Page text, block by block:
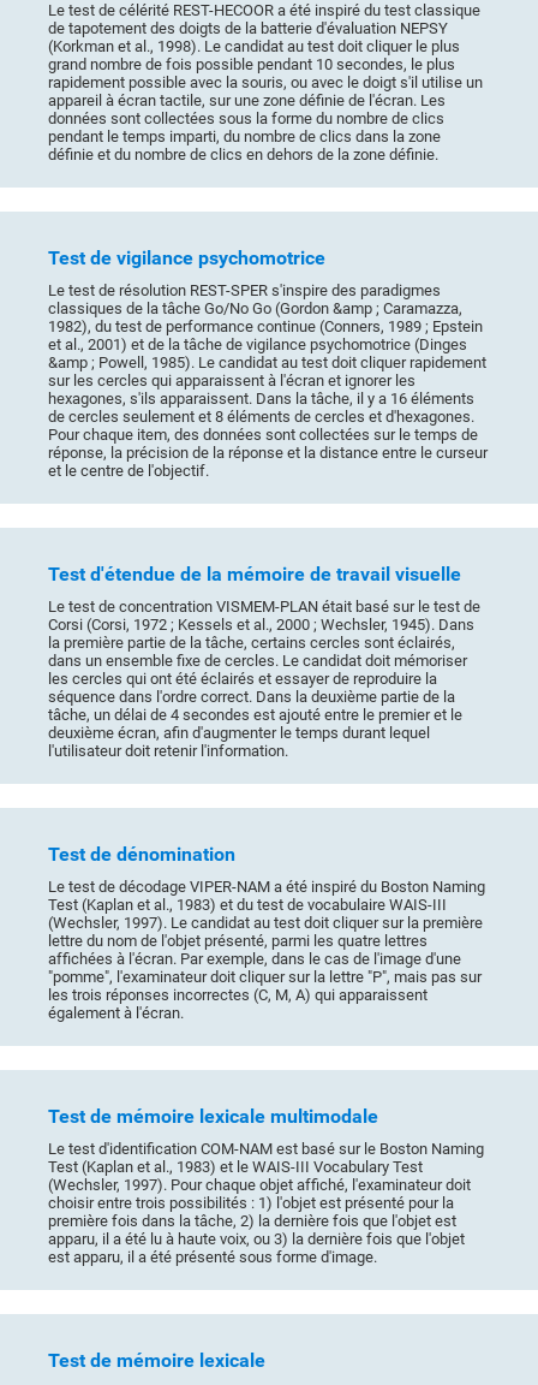
Le test de célérité REST-HECOOR a été inspiré du test classique
de tapotement des doigts de la batterie d'évaluation NEPSY
(Korkman et al., 1998). Le candidat au test doit cliquer le plus
grand nombre de fois possible pendant 10 secondes, le plus
rapidement possible avec la souris, ou avec le doigt s'il utilise un
appareil à écran tactile, sur une zone définie de l'écran. Les
données sont collectées sous la forme du nombre de clics
pendant le temps imparti, du nombre de clics dans la zone
définie et du nombre de clics en dehors de la zone définie.
Test de vigilance psychomotrice
Le test de résolution REST-SPER s'inspire des paradigmes
classiques de la tâche Go/No Go (Gordon &amp ; Caramazza,
1982), du test de performance continue (Conners, 1989 ; Epstein
et al., 2001) et de la tâche de vigilance psychomotrice (Dinges
&amp ; Powell, 1985). Le candidat au test doit cliquer rapidement
sur les cercles qui apparaissent à l'écran et ignorer les
hexagones, s'ils apparaissent. Dans la tâche, il y a 16 éléments
de cercles seulement et 8 éléments de cercles et d'hexagones.
Pour chaque item, des données sont collectées sur le temps de
réponse, la précision de la réponse et la distance entre le curseur
et le centre de l'objectif.
Test d'étendue de la mémoire de travail visuelle
Le test de concentration VISMEM-PLAN était basé sur le test de
Corsi (Corsi, 1972 ; Kessels et al., 2000 ; Wechsler, 1945). Dans
la première partie de la tâche, certains cercles sont éclairés,
dans un ensemble fixe de cercles. Le candidat doit mémoriser
les cercles qui ont été éclairés et essayer de reproduire la
séquence dans l'ordre correct. Dans la deuxième partie de la
tâche, un délai de 4 secondes est ajouté entre le premier et le
deuxième écran, afin d'augmenter le temps durant lequel
l'utilisateur doit retenir l'information.
Test de dénomination
Le test de décodage VIPER-NAM a été inspiré du Boston Naming
Test (Kaplan et al., 1983) et du test de vocabulaire WAIS-III
(Wechsler, 1997). Le candidat au test doit cliquer sur la première
lettre du nom de l'objet présenté, parmi les quatre lettres
affichées à l'écran. Par exemple, dans le cas de l'image d'une
"pomme", l'examinateur doit cliquer sur la lettre "P", mais pas sur
les trois réponses incorrectes (C, M, A) qui apparaissent
également à l'écran.
Test de mémoire lexicale multimodale
Le test d'identification COM-NAM est basé sur le Boston Naming
Test (Kaplan et al., 1983) et le WAIS-III Vocabulary Test
(Wechsler, 1997). Pour chaque objet affiché, l'examinateur doit
choisir entre trois possibilités : 1) l'objet est présenté pour la
première fois dans la tâche, 2) la dernière fois que l'objet est
apparu, il a été lu à haute voix, ou 3) la dernière fois que l'objet
est apparu, il a été présenté sous forme d'image.
Test de mémoire lexicale